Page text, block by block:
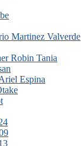
Martinez Valverde
Robin Tania
Espina